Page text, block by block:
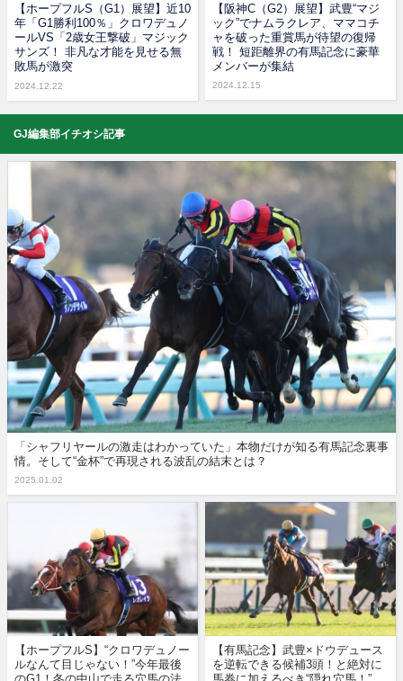
【ホープフルS（G1）展望】近10
年「G1勝利100％」クロワデュノ
ールVS「2歳女王撃破」マジック
サンズ！ 非凡な才能を見せる無
敗馬が激突
2024.12.22
【阪神C（G2）展望】武豊“マジ
ック”でナムラクレア、ママコチ
ャを破った重賞馬が待望の復帰
戦！ 短距離界の有馬記念に豪華
メンバーが集結
2024.12.15
GJ編集部イチオシ記事
「シャフリヤールの激走はわかっていた」本物だけが知る有馬記念裏事
情。そして“金杯”で再現される波乱の結末とは？
2025.01.02
【ホープフルS】“クロワデュノー
ルなんて目じゃない！”今年最後
【有馬記念】武豊×ドウデュース
を逆転できる候補3頭！と絶対に